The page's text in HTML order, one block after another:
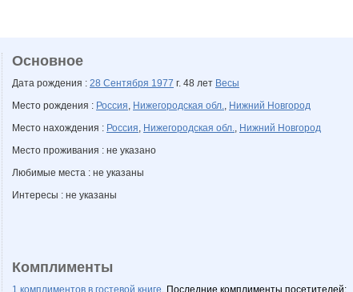
Основное
Дата рождения : 28 Сентября 1977 г. 48 лет Весы
Место рождения : Россия, Нижегородская обл., Нижний Новгород
Место нахождения : Россия, Нижегородская обл., Нижний Новгород
Место проживания : не указано
Любимые места : не указаны
Интересы : не указаны
Комплименты
1 комплиментов в гостевой книге. Последние комплименты посетителей: